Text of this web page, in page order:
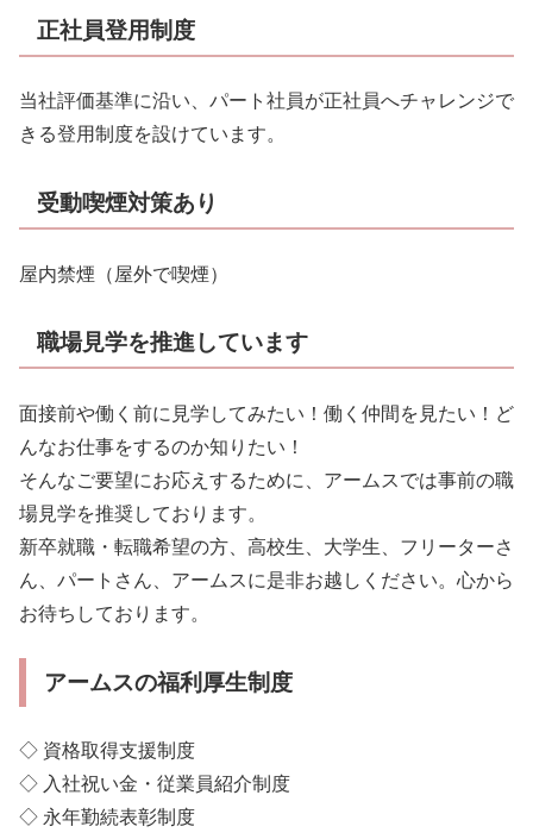
正社員登用制度
当社評価基準に沿い、パート社員が正社員へチャレンジで
きる登用制度を設けています。
受動喫煙対策あり
屋内禁煙（屋外で喫煙）
職場見学を推進しています
面接前や働く前に見学してみたい！働く仲間を見たい！ど
んなお仕事をするのか知りたい！
そんなご要望にお応えするために、アームスでは事前の職
場見学を推奨しております。
新卒就職・転職希望の方、高校生、大学生、フリーターさ
ん、パートさん、アームスに是非お越しください。心から
お待ちしております。
アームスの福利厚生制度
◇ 資格取得支援制度
◇ 入社祝い金・従業員紹介制度
◇ 永年勤続表彰制度